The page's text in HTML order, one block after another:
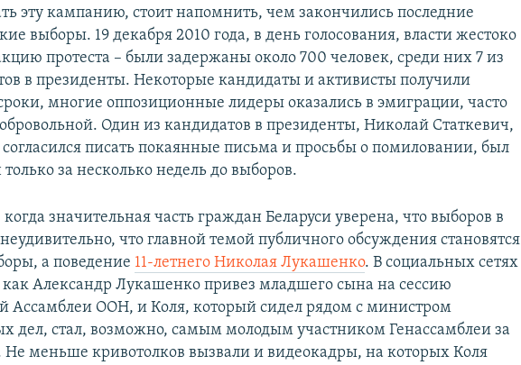
эту кампанию, стоит напомнить, чем закончились последние
выборы. 19 декабря 2010 года, в день голосования, власти жестоко
протеста – были задержаны около 700 человек, среди них 7 из
в президенты. Некоторые кандидаты и активисты получили
многие оппозиционные лидеры оказались в эмиграции, часто
Один из кандидатов в президенты, Николай Статкевич,
писать покаянные письма и просьбы о помиловании, был
за несколько недель до выборов.
значительная часть граждан Беларуси уверена, что выборов в
что главной темой публичного обсуждения становятся
а поведение 11-летнего Николая Лукашенко. В социальных сетях
Александр Лукашенко привез младшего сына на сессию
Ассамблеи ООН, и Коля, который сидел рядом с министром
дел, стал, возможно, самым молодым участником Генассамблеи за
Не меньше кривотолков вызвали и видеокадры, на которых Коля